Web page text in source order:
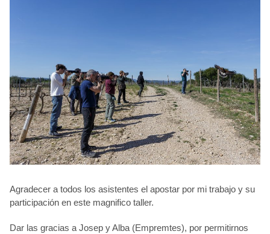
Agradecer a todos los asistentes el apostar por mi trabajo y su
participación en este magnifico taller.
Dar las gracias a Josep y Alba (Empremtes), por permitirnos